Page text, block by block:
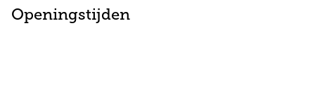
Openingstijden